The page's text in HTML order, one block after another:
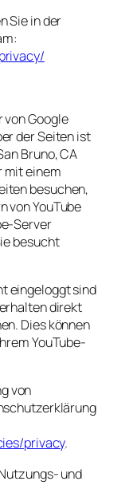
Sie in der
Google
der Seiten ist
Bruno, CA
mit einem
besuchen,
von YouTube
Server
besucht
eingeloggt sind
direkt
Dies können
YouTube-
von
privacy.
und